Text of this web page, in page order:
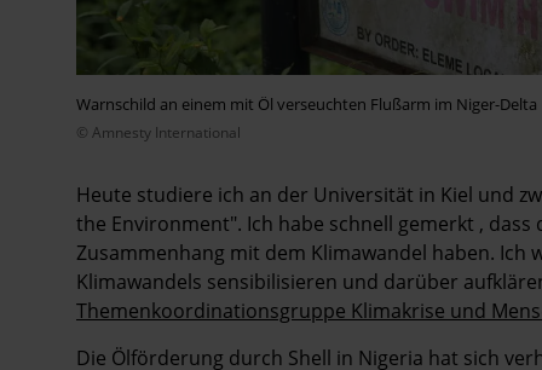
Warnschild an einem mit Öl verseuchten Flußarm im Niger-
© Amnesty International
Heute studiere ich an der Universität in Kiel und
the Environment". Ich habe schnell gemerkt ,
Zusammenhang mit dem Klimawandel haben. Ich
Klimawandels sensibilisieren und darüber
Themenkoordinationsgruppe Klimakrise und
Die Ölförderung durch Shell in Nigeria hat sich